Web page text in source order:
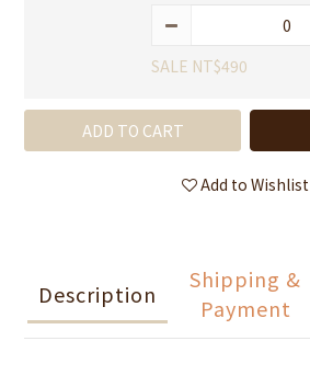
SALE NT$490
ADD TO CART
Add to Wishlist
Description
Shipping &
Payment